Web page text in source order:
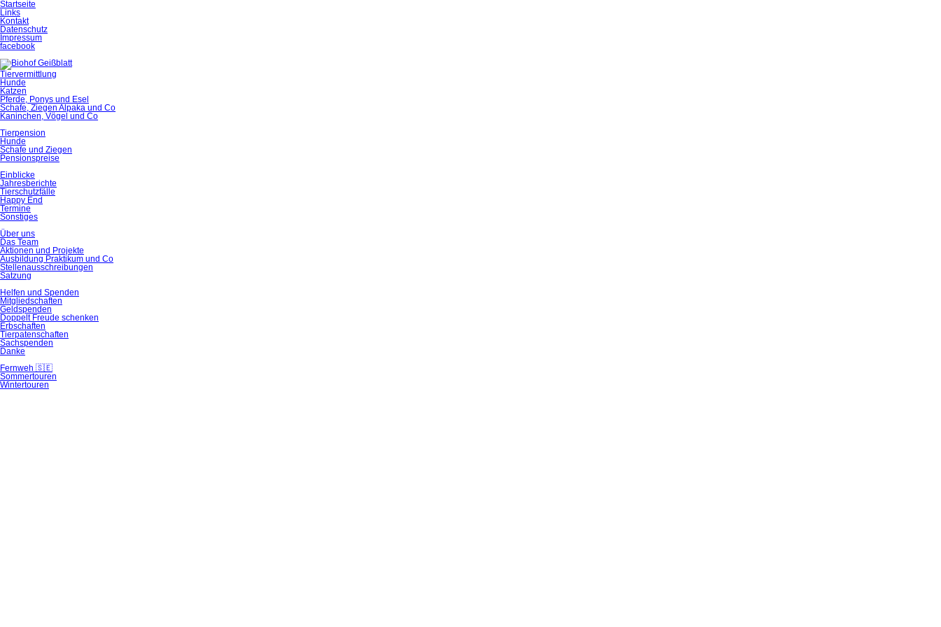
Startseite
Links
Kontakt
Datenschutz
Impressum
facebook
Tiervermittlung
Hunde
Katzen
Pferde, Ponys und Esel
Schafe, Ziegen Alpaka und Co
Kaninchen, Vögel und Co
Tierpension
Hunde
Schafe und Ziegen
Pensionspreise
Einblicke
Jahresberichte
Tierschutzfälle
Happy End
Termine
Sonstiges
Über uns
Das Team
Aktionen und Projekte
Ausbildung Praktikum und Co
Stellenausschreibungen
Satzung
Helfen und Spenden
Mitgliedschaften
Geldspenden
Doppelt Freude schenken
Erbschaften
Tierpatenschaften
Sachspenden
Danke
Fernweh 🇸🇪
Sommertouren
Wintertouren